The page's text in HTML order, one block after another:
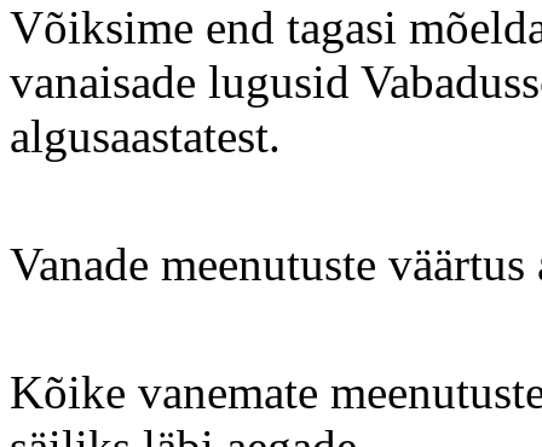
Võiksime end tagasi
vanaisade lugusid
algusaastatest.
Vanade meenutuste
Kõike vanemate